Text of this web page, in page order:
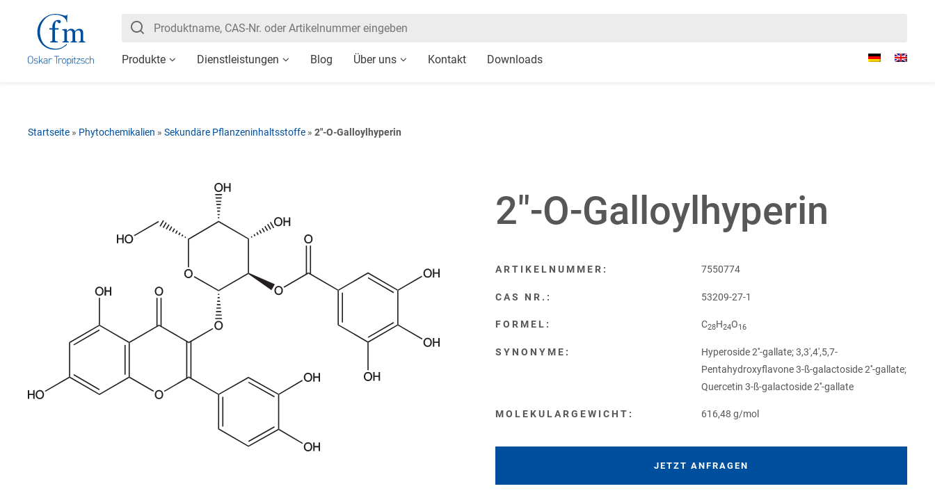
Produkte Dienstleistungen Blog Über uns Kontakt Downloads
Startseite » Phytochemikalien » Sekundäre Pflanzeninhaltsstoffe » 2″-O-Galloylhyperin
2″-O-Galloylhyperin
ARTIKELNUMMER: 7550774
CAS NR.: 53209-27-1
FORMEL: C28H24O16
SYNONYME:
Hyperoside 2''-gallate; 3,3',4',5,7-
Pentahydroxyflavone 3-ß-galactoside 2''-gallate;
Quercetin 3-ß-galactoside 2''-gallate
MOLEKULARGEWICHT: 616,48 g/mol
JETZT ANFRAGEN